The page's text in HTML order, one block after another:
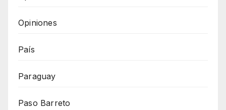
Opiniones
País
Paraguay
Paso Barreto